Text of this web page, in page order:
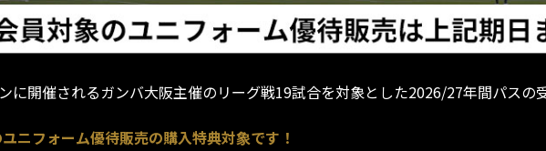
に開催されるガンバ大阪主催のリーグ戦19試合を対象とした2026/27年間パスの
ニフォーム優待販売の購入特典対象です！